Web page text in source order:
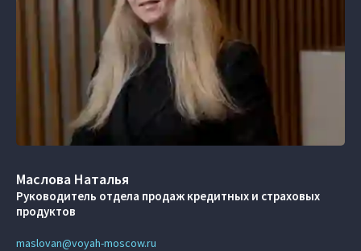
Маслова Наталья
Руководитель отдела продаж кредитных и страховых
продуктов
maslovan@voyah-moscow.ru